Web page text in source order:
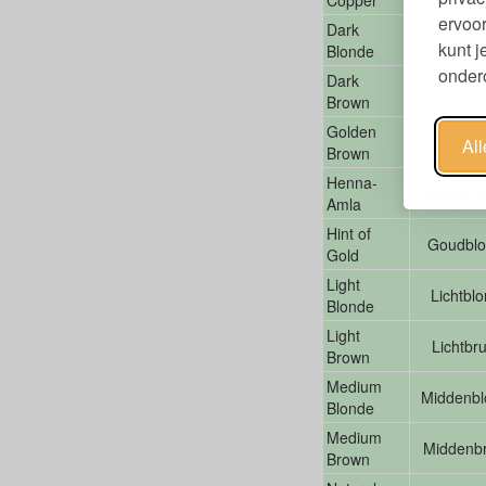
kunt
Dark
Blonde
Dark
Brown
Golden
Brown
Henna-
Amla
Hint of
Gold
Light
Blonde
Light
Brown
Medium
Blonde
Medium
Brown